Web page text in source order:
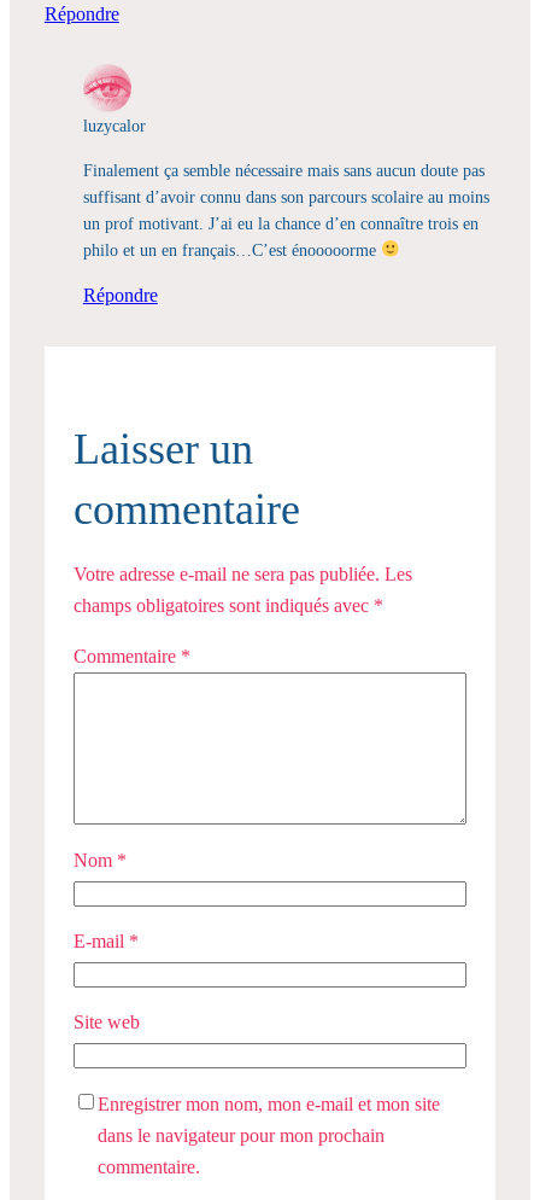
Répondre
luzycalor
Finalement ça semble nécessaire mais sans aucun doute pas
suffisant d’avoir connu dans son parcours scolaire au moins
un prof motivant. J’ai eu la chance d’en connaître trois en
philo et un en français…C’est énooooorme
Répondre
Laisser un
commentaire
Votre adresse e-mail ne sera pas publiée. Les
champs obligatoires sont indiqués avec *
Commentaire *
Nom *
E-mail *
Site web
Enregistrer mon nom, mon e-mail et mon site
dans le navigateur pour mon prochain
commentaire.